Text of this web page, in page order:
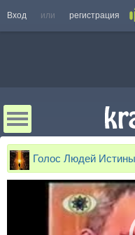
Вход или регистрация
Голос Людей Истины